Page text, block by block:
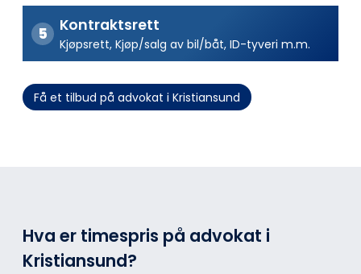
Kontraktsrett
Kjøpsrett, Kjøp/salg av bil/båt, ID-tyveri m.m.
Få et tilbud på advokat i Kristiansund
Hva er timespris på advokat i
Kristiansund?